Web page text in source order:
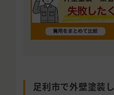
足利市で外壁塗装